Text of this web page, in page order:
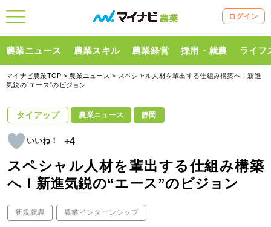
ログイン
農業ニュース 農業スキル 農業経営 採用・就農 ライフ
マイナビ農業TOP > 農業ニュース > スペシャル人材を輩出する仕組み構築へ！新進
気鋭の“エース”のビジョン
タイアップ 農業ニュース 静岡
+4
スペシャル人材を輩出する仕組み構築
へ！新進気鋭の“エース”のビジョン
新規就農 農業インターンシップ